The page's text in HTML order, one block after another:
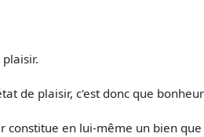
de plaisir, c'est donc que
en lui-même un bien